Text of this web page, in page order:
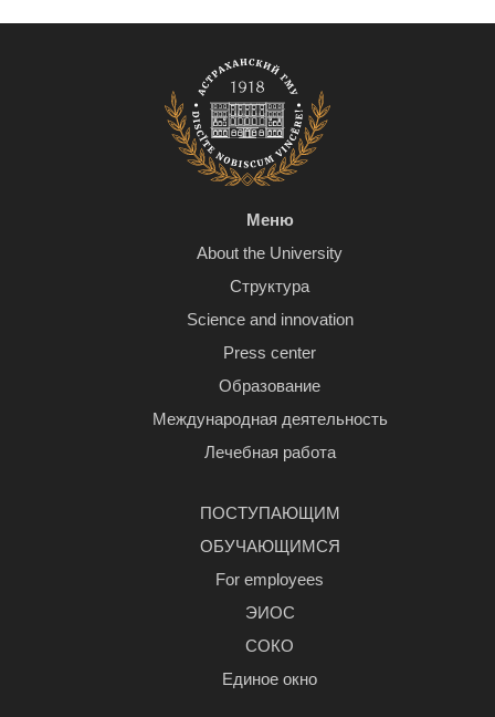
Меню
About the University
Структура
Science and innovation
Press center
Образование
Международная деятельность
Лечебная работа
ПОСТУПАЮЩИМ
ОБУЧАЮЩИМСЯ
For employees
ЭИОС
СОКО
Единое окно